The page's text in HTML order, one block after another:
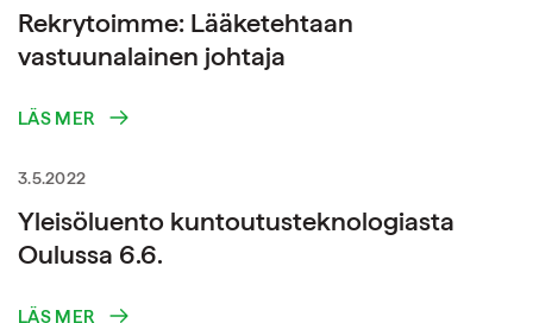
Rekrytoimme: Lääketehtaan
vastuunalainen johtaja
LÄS MER
3.5.2022
Yleisöluento kuntoutusteknologiasta
Oulussa 6.6.
LÄS MER